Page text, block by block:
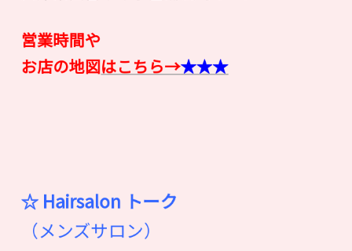
営業時間や
お店の地図はこちら→★★★
☆ Hairsalon トーク
（メンズサロン）